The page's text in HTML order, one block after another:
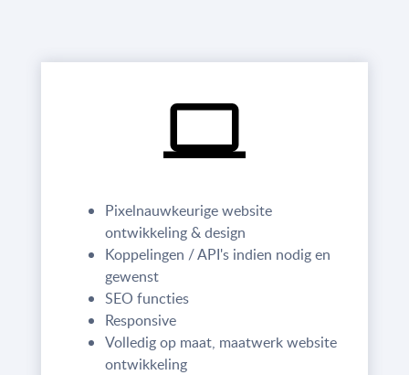
Pixelnauwkeurige website
ontwikkeling & design
Koppelingen / API's indien nodig en
gewenst
SEO functies
Responsive
Volledig op maat, maatwerk website
ontwikkeling